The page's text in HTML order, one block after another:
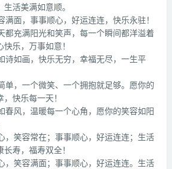
活美满如意顺。
满面，事事顺心，好运连连，快乐永驻！
都充满阳光和笑声，每一个瞬间都洋溢着
乐，万事如意！
诗如画，快乐无穷，幸福无尽，一生平
单，一个微笑、一个拥抱就足够。愿你的
快乐每一天！
春风，温暖每一个心角，愿你的笑容如阳
，笑容常在；事事顺心，好运连连；生活
寿，福寿双全！
，笑容满面；事事顺心，好运连连。生活